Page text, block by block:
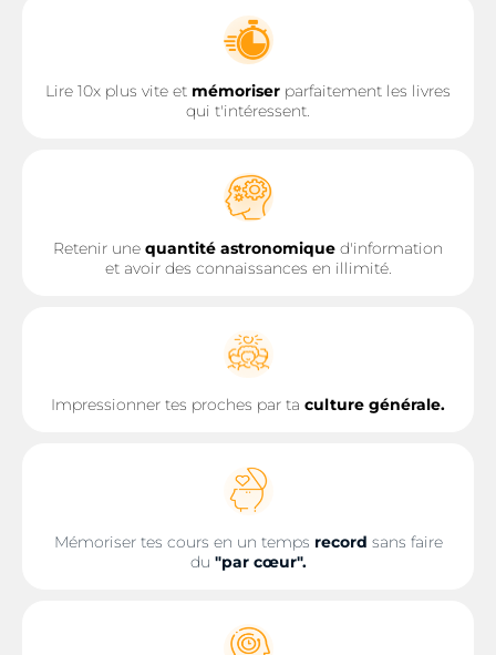
Lire 10x plus vite et mémoriser parfaitement les livres
qui t'intéressent.
Retenir une quantité astronomique d'information
et avoir des connaissances en illimité.
Impressionner tes proches par ta culture générale.
Mémoriser tes cours en un temps record sans faire
du "par cœur".